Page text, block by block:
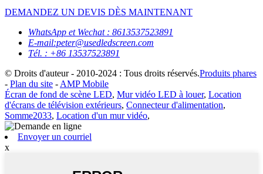
DEMANDEZ UN DEVIS DÈS MAINTENANT
WhatsApp et Wechat : 8613537523891
E-mail:peter@usedledscreen.com
Tél. : +86 13537523891
© Droits d'auteur - 2010-2024 : Tous droits réservés.Produits phares
- Plan du site - AMP Mobile
Écran de fond de scène LED, Mur vidéo LED à louer, Location
d'écrans de télévision extérieurs, Connecteur d'alimentation,
Somme2033, Location d'un mur vidéo,
Envoyer un courriel
x